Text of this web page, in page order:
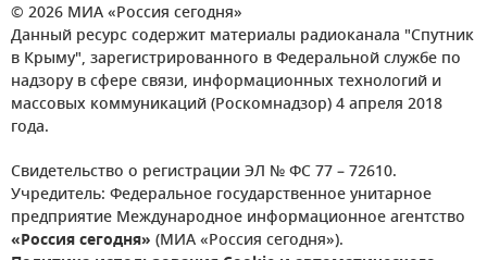
© 2026 МИА «Россия сегодня»
Данный ресурс содержит материалы радиоканала "Спутник
в Крыму", зарегистрированного в Федеральной службе по
надзору в сфере связи, информационных технологий и
массовых коммуникаций (Роскомнадзор) 4 апреля 2018
года.
Свидетельство о регистрации ЭЛ № ФС 77 – 72610.
Учредитель: Федеральное государственное унитарное
предприятие Международное информационное агентство
«Россия сегодня» (МИА «Россия сегодня»).